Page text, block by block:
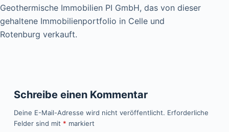
Geothermische Immobilien PI GmbH, das von dieser
gehaltene Immobilienportfolio in Celle und
Rotenburg verkauft.
Schreibe einen Kommentar
Deine E-Mail-Adresse wird nicht veröffentlicht. Erforderliche
Felder sind mit * markiert